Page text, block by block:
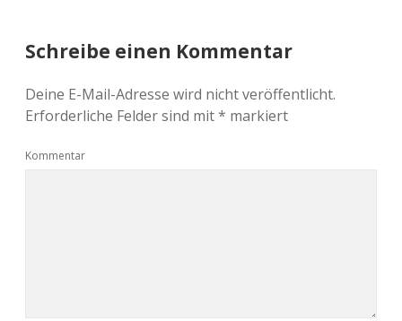
Schreibe einen Kommentar
Deine E-Mail-Adresse wird nicht veröffentlicht.
Erforderliche Felder sind mit* markiert
Kommentar